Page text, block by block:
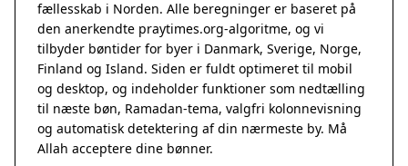
fællesskab i Norden. Alle beregninger er baseret på
den anerkendte praytimes.org-algoritme, og vi
tilbyder bøntider for byer i Danmark, Sverige, Norge,
Finland og Island. Siden er fuldt optimeret til mobil
og desktop, og indeholder funktioner som nedtælling
til næste bøn, Ramadan-tema, valgfri kolonnevisning
og automatisk detektering af din nærmeste by. Må
Allah acceptere dine bønner.